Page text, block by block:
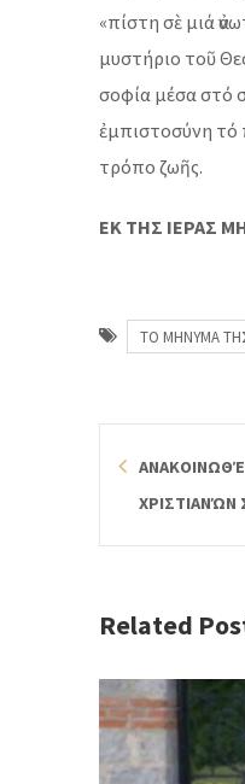
«πίστη σὲ μιά
μυστήριο τοῦ
σοφία μέσα στό
ἐμπιστοσύνη τό
τρόπο ζωῆς.
ΕΚ ΤΗΣ ΙΕΡΑΣ
ΤΟ ΜΗΝΥΜΑ
Related